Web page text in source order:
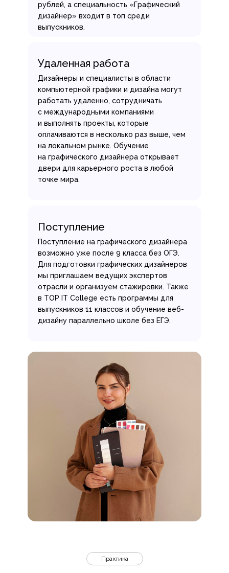
рублей, а специальность «Графический
дизайнер» входит в топ среди
выпускников.
Удаленная работа
Дизайнеры и специалисты в области
компьютерной графики и дизайна могут
работать удаленно, сотрудничать
с международными компаниями
и выполнять проекты, которые
оплачиваются в несколько раз выше, чем
на локальном рынке. Обучение
на графического дизайнера открывает
двери для карьерного роста в любой
точке мира.
Поступление
Поступление на графического дизайнера
возможно уже после 9 класса без ОГЭ.
Для подготовки графических дизайнеров
мы приглашаем ведущих экспертов
отрасли и организуем стажировки. Также
в TOP IT College есть программы для
выпускников 11 классов и обучение веб-
дизайну параллельно школе без ЕГЭ.
Практика